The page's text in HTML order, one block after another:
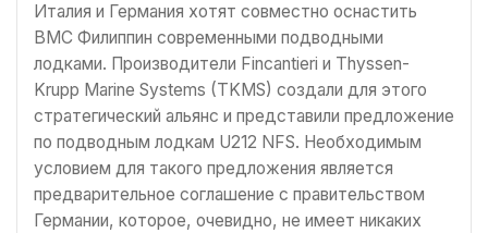
Италия и Германия хотят совместно оснастить
ВМС Филиппин современными подводными
лодками. Производители Fincantieri и Thyssen-
Krupp Marine Systems (TKMS) создали для этого
стратегический альянс и представили предложение
по подводным лодкам U212 NFS. Необходимым
условием для такого предложения является
предварительное соглашение с правительством
Германии, которое, очевидно, не имеет никаких